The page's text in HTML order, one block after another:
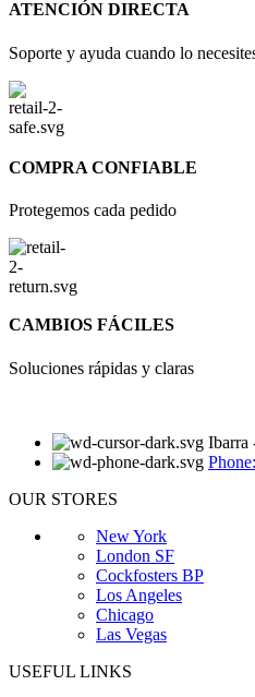
ATENCIÓN DIRECTA
Soporte y ayuda cuando lo
COMPRA CONFIABLE
Protegemos cada pedido
CAMBIOS FÁCILES
Soluciones rápidas y claras
Ibarra
OUR STORES
New York
London SF
Cockfosters BP
Los Angeles
Chicago
Las Vegas
USEFUL LINKS